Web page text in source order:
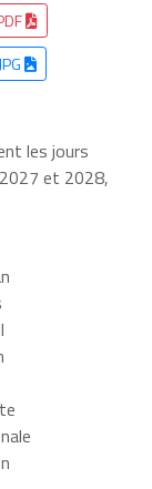
les jours
et 2028,